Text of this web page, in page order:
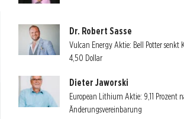
Dr. Robert Sasse
Vulcan Energy Aktie: Bell Potter senkt
4,50 Dollar
Dieter Jaworski
European Lithium Aktie: 9,11 Prozent
Änderungsvereinbarung